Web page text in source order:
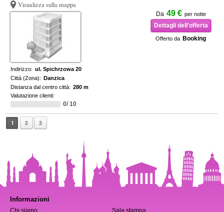
Visualizza sulla mappa
Da 49 € per notte
Dettagli dell'offerta
Offerto da Booking
Indirizzo: ul. Spichrzowa 20
Città (Zona): Danzica
Distanza dal centro città: 280 m
Valutazione clienti:
0/ 10
1 2 3
Informazioni
Chi siamo Sala stampa